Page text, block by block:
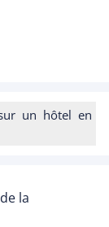
un hôtel en
la